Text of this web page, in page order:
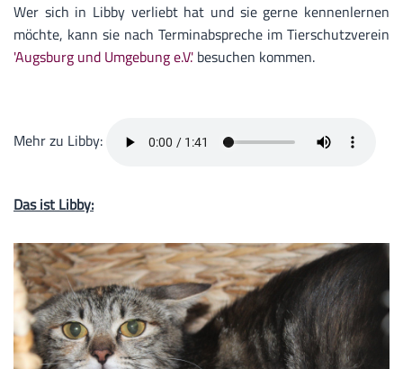
Wer sich in Libby verliebt hat und sie gerne kennenlernen
möchte, kann sie nach Terminabspreche im Tierschutzverein
'Augsburg und Umgebung e.V.' besuchen kommen.
Mehr zu Libby:
Das ist Libby: